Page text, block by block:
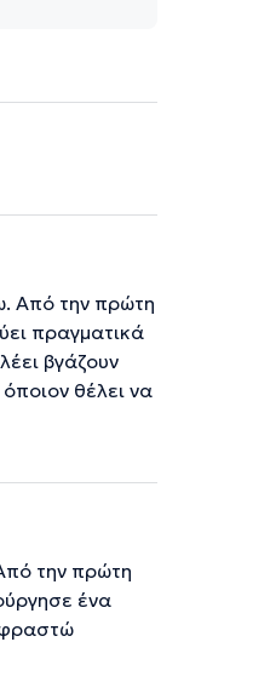
Από την πρώτη
πραγματικά
βγάζουν
θέλει να
την πρώτη
ένα